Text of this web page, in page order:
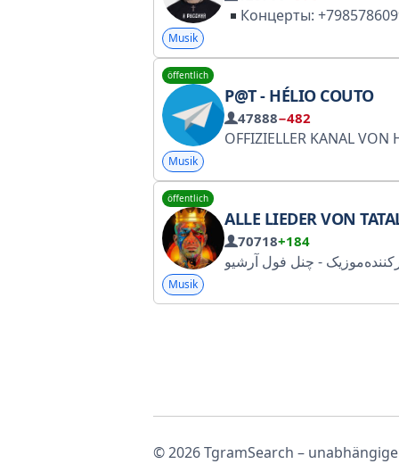
Концерты: +79857860992
Musik
öffentlich
P@T - HÉLIO COUTO
47888−482
OFFIZIELLER KANAL VON HÉLIO COUTO UND SEINEM TEAM Dieser Kanal hat zum Ziel, Ihnen die offiziellen Inhalte von Professor Hélio Couto und
Musik
öffentlich
ALLE LIEDER VON TATALOO | AMIR TATALOO | AMIR
70718+184
Musik
© 2026 TgramSearch –